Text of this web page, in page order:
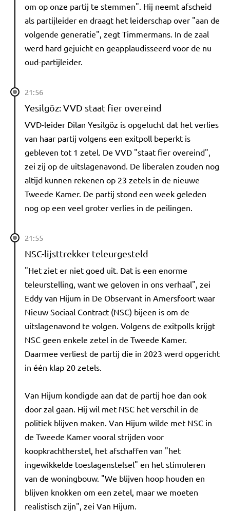
om op onze partij te stemmen". Hij neemt afscheid
als partijleider en draagt het leiderschap over "aan de
volgende generatie", zegt Timmermans. In de zaal
werd hard gejuicht en geapplaudisseerd voor de nu
oud-partijleider.
21:56
Yesilgöz: VVD staat fier overeind
VVD-leider Dilan Yesilgöz is opgelucht dat het verlies
van haar partij volgens een exitpoll beperkt is
gebleven tot 1 zetel. De VVD "staat fier overeind",
zei zij op de uitslagenavond. De liberalen zouden nog
altijd kunnen rekenen op 23 zetels in de nieuwe
Tweede Kamer. De partij stond een week geleden
nog op een veel groter verlies in de peilingen.
21:55
NSC-lijsttrekker teleurgesteld
"Het ziet er niet goed uit. Dat is een enorme
teleurstelling, want we geloven in ons verhaal", zei
Eddy van Hijum in De Observant in Amersfoort waar
Nieuw Sociaal Contract (NSC) bijeen is om de
uitslagenavond te volgen. Volgens de exitpolls krijgt
NSC geen enkele zetel in de Tweede Kamer.
Daarmee verliest de partij die in 2023 werd opgericht
in één klap 20 zetels.
Van Hijum kondigde aan dat de partij hoe dan ook
door zal gaan. Hij wil met NSC het verschil in de
politiek blijven maken. Van Hijum wilde met NSC in
de Tweede Kamer vooral strijden voor
koopkrachtherstel, het afschaffen van "het
ingewikkelde toeslagenstelsel" en het stimuleren
van de woningbouw. "We blijven hoop houden en
blijven knokken om een zetel, maar we moeten
realistisch zijn", zei Van Hijum.